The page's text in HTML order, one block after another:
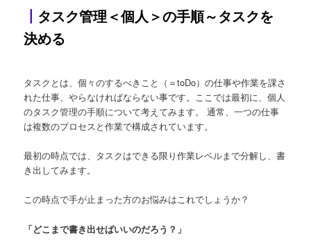
┃ タスク管理＜個人＞の手順～タスクを
決める
タスクとは、個々のするべきこと（＝toDo）の仕事や作業を課さ
れた仕事、やらなければならない事です。ここでは最初に、個人
のタスク管理の手順について考えてみます。 通常、一つの仕事
は複数のプロセスと作業で構成されています。
最初の時点では、タスクはできる限り作業レベルまで分解し、書
き出してみます。
この時点で手が止まった方のお悩みはこれでしょうか？
「どこまで書き出せばいいのだろう？」